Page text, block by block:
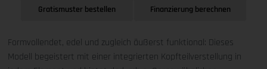
Gratismuster bestellen Finanzierung berechnen
Formvollendet, edel und zugleich äußerst funktional: Dieses
Modell begeistert mit einer integrierten Kopfteilverstellung in